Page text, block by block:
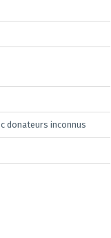
donateurs inconnus